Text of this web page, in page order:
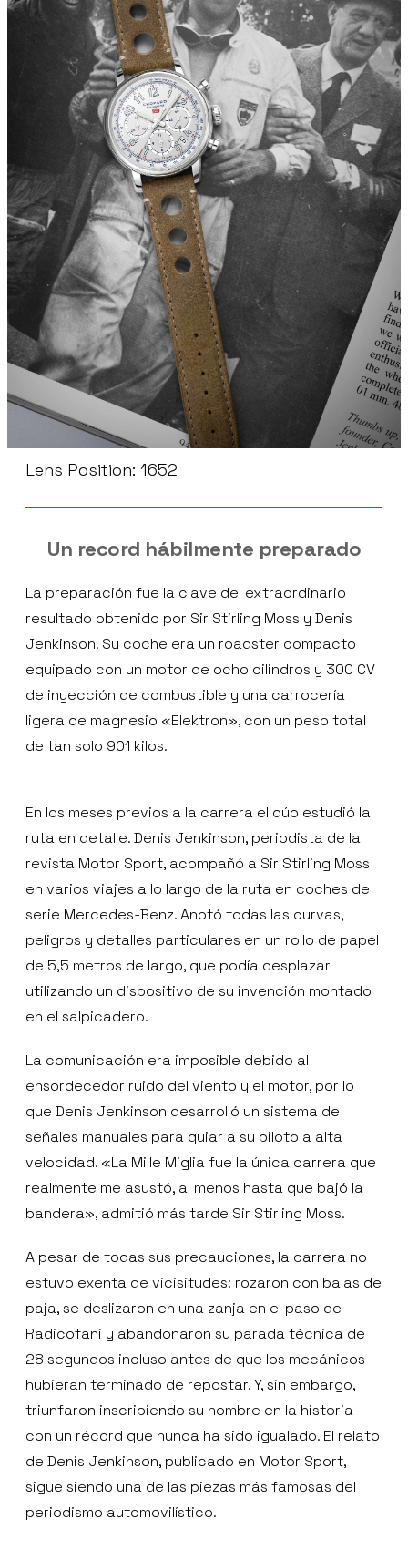
Lens Position: 1652
Un record hábilmente preparado
La preparación fue la clave del extraordinario
resultado obtenido por Sir Stirling Moss y Denis
Jenkinson. Su coche era un roadster compacto
equipado con un motor de ocho cilindros y 300 CV
de inyección de combustible y una carrocería
ligera de magnesio «Elektron», con un peso total
de tan solo 901 kilos.
En los meses previos a la carrera el dúo estudió la
ruta en detalle. Denis Jenkinson, periodista de la
revista Motor Sport, acompañó a Sir Stirling Moss
en varios viajes a lo largo de la ruta en coches de
serie Mercedes-Benz. Anotó todas las curvas,
peligros y detalles particulares en un rollo de papel
de 5,5 metros de largo, que podía desplazar
utilizando un dispositivo de su invención montado
en el salpicadero.
La comunicación era imposible debido al
ensordecedor ruido del viento y el motor, por lo
que Denis Jenkinson desarrolló un sistema de
señales manuales para guiar a su piloto a alta
velocidad. «La Mille Miglia fue la única carrera que
realmente me asustó, al menos hasta que bajó la
bandera», admitió más tarde Sir Stirling Moss.
A pesar de todas sus precauciones, la carrera no
estuvo exenta de vicisitudes: rozaron con balas de
paja, se deslizaron en una zanja en el paso de
Radicofani y abandonaron su parada técnica de
28 segundos incluso antes de que los mecánicos
hubieran terminado de repostar. Y, sin embargo,
triunfaron inscribiendo su nombre en la historia
con un récord que nunca ha sido igualado. El relato
de Denis Jenkinson, publicado en Motor Sport,
sigue siendo una de las piezas más famosas del
periodismo automovilístico.